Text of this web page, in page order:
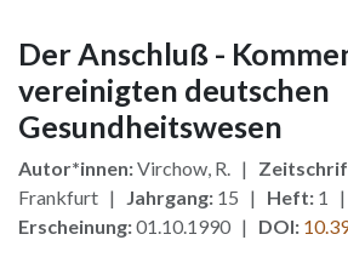
Der Anschluß -
vereinigten deutschen
Gesundheitswesen
Autor*innen:Virchow, R. |
Frankfurt | Jahrgang: 15 | Heft: 1 |
Erscheinung:01.10.1990 | DOI: